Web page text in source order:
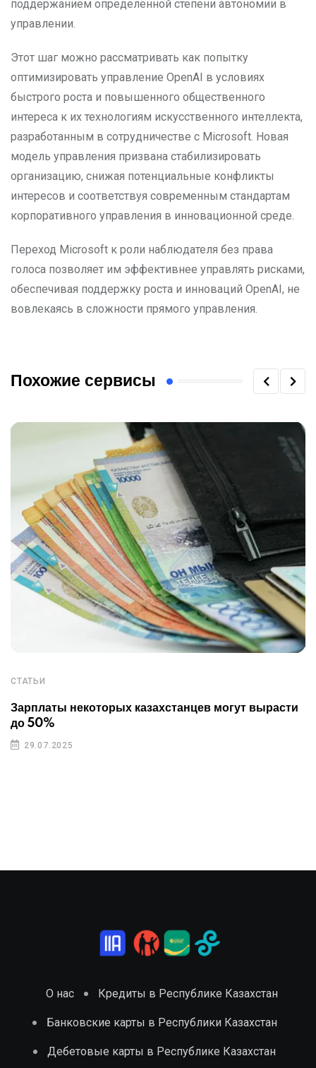
поддержанием определенной степени автономии в
управлении.
Этот шаг можно рассматривать как попытку
оптимизировать управление OpenAI в условиях
быстрого роста и повышенного общественного
интереса к их технологиям искусственного интеллекта,
разработанным в сотрудничестве с Microsoft. Новая
модель управления призвана стабилизировать
организацию, снижая потенциальные конфликты
интересов и соответствуя современным стандартам
корпоративного управления в инновационной среде.
Переход Microsoft к роли наблюдателя без права
голоса позволяет им эффективнее управлять рисками,
обеспечивая поддержку роста и инноваций OpenAI, не
вовлекаясь в сложности прямого управления.
Похожие сервисы
СТАТЬИ
Зарплаты некоторых казахстанцев могут вырасти
до 50%
29.07.2025
О нас Кредиты в Республике Казахстан
Банковские карты в Республики Казахстан
Дебетовые карты в Республике Казахстан